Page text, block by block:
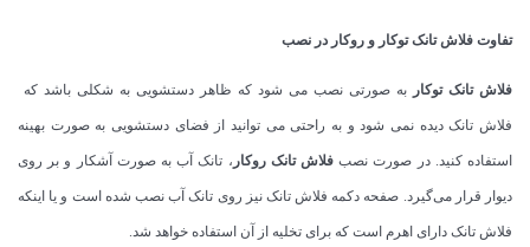
تفاوت فلاش تانک توکار و روکار در نصب
فلاش تانک توکار به صورتی نصب می شود که ظاهر دستشویی به شکلی باشد که
فلاش تانک دیده نمی شود و به راحتی می توانید از فضای دستشویی به صورت بهینه
استفاده کنید. در صورت نصب فلاش تانک روکار ، تانک آب به صورت آشکار و بر روی
دیوار قرار می‌گیرد. صفحه دکمه فلاش تانک نیز روی تانک آب نصب شده است و یا اینکه
فلاش تانک دارای اهرم است که برای تخلیه از آن استفاده خواهد شد.